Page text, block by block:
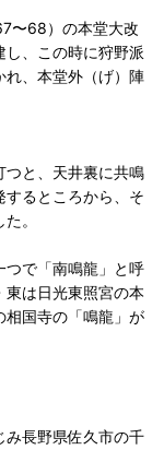
〜68）の本堂大改
、この時に狩野派
れ、本堂外（げ）陣
つと、天井裏に共鳴
するところから、そ
。
つで「南鳴龍」と呼
東は日光東照宮の本
相国寺の「鳴龍」が
み長野県佐久市の千